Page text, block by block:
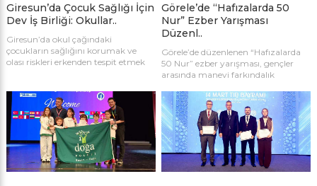
Giresun’da Çocuk Sağlığı İçin
Dev İş Birliği: Okullar..
Giresun’da okul çağındaki
çocukların sağlığını korumak ve
olası riskleri erkenden tespit etmek
Görele’de “Hafızalarda 50
Nur” Ezber Yarışması
Düzenl..
Görele’de düzenlenen “Hafızalarda
50 Nur” ezber yarışması, gençler
arasında manevi farkındalık
gerçekleştirildi.